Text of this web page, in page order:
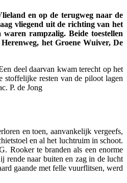
en op de terugweg naar de
vliegend uit de richting van het
rampzalig. Beide toestellen
het Groene Wuiver, De
deel daarvan kwam terecht op het
resten van de piloot lagen
P. de Jong
en toen, aanvankelijk vergeefs,
en al het luchtruim in schoot.
Rooker te branden als een enorme
rende naar buiten en zag in de lucht
gaande met felle vuurflitsen, werd